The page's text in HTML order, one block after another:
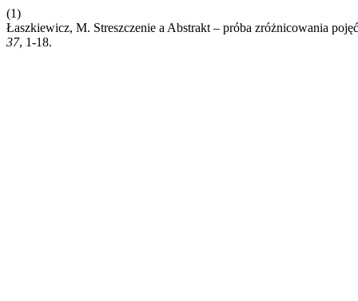
(1)
Łaszkiewicz, M. Streszczenie a Abstrakt – próba zróżnicowania
37, 1-18.